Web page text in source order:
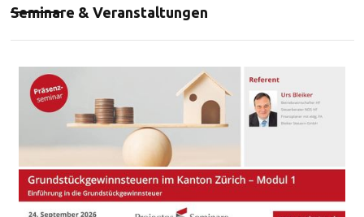
Seminare & Veranstaltungen